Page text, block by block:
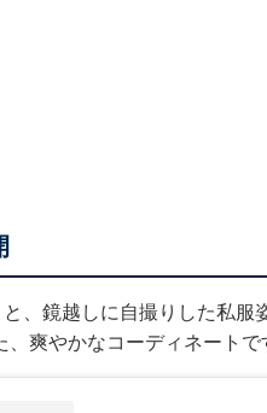
、鏡越しに自撮りした私
、爽やかなコーディネート